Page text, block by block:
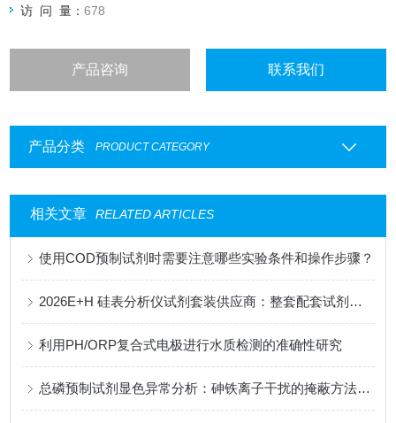
访 问 量：678
产品咨询 联系我们
产品分类 PRODUCT CATEGORY
相关文章 RELATED ARTICLES
使用COD预制试剂时需要注意哪些实验条件和操作步骤？
2026E+H 硅表分析仪试剂套装供应商：整套配套试剂，适配电厂在线监测场景
利用PH/ORP复合式电极进行水质检测的准确性研究
总磷预制试剂显色异常分析：砷铁离子干扰的掩蔽方法与质控样验证